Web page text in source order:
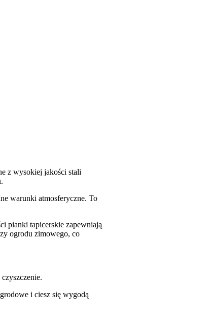
z wysokiej jakości stali
warunki atmosferyczne. To
pianki tapicerskie zapewniają
ogrodu zimowego, co
i ciesz się wygodą